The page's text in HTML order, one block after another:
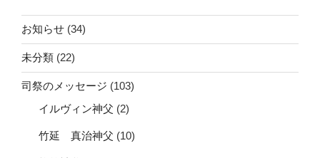
ジ
送
り
お知らせ (34)
未分類 (22)
司祭のメッセージ (103)
イルヴィン神父 (2)
竹延 真治神父 (10)